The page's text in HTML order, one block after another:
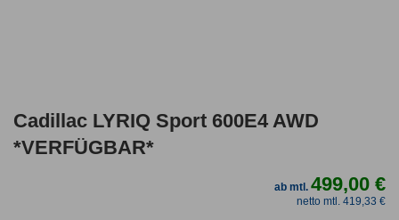
Cadillac LYRIQ Sport 600E4 AWD
*VERFÜGBAR*
ab mtl.499,00 €
netto mtl. 419,33 €